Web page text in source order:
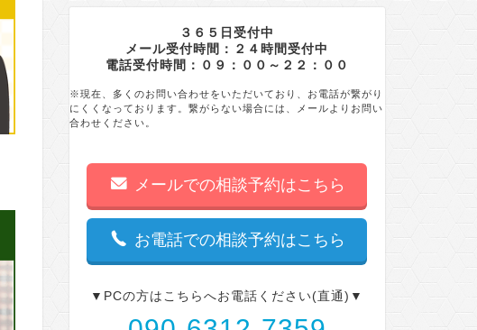
３６５日受付中
メール受付時間：２４時間受付中
電話受付時間：０９：００～２２：００
※現在、多くのお問い合わせをいただいており、お電話が繋がり
にくくなっております。繋がらない場合には、メールよりお問い
合わせください。
メールでの相談予約はこちら
お電話での相談予約はこちら
▼PCの方はこちらへお電話ください(直通)▼